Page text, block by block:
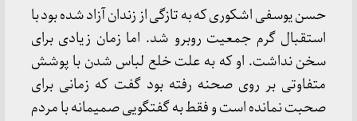
حسن یوسفی اشکوری که به تازگی از زندان آزاد شده بود با
استقبال گرم جمعیت روبرو شد. اما زمان زیادی برای
سخن نداشت. او که به علت خلع لباس شدن با پوشش
متفاوتی بر روی صحنه رفته بود گفت که زمانی برای
صحبت نمانده است و فقط به گفتگویی صمیمانه با مردم